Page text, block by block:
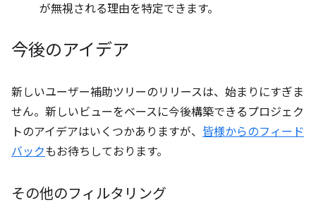
が無視される理由を特定できます。
今後のアイデア
新しいユーザー補助ツリーのリリースは、始まりにすぎま
せん。新しいビューをベースに今後構築できるプロジェク
トのアイデアはいくつかありますが、 皆様からのフィード
バックもお待ちしております。
その他のフィルタリング